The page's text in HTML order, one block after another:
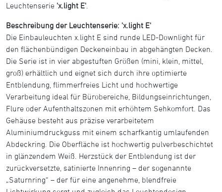
Leuchtenserie 'x.light E'
Beschreibung der Leuchtenserie: 'x.light E'
Die Einbauleuchten x.light E sind runde LED-Downlight für
den flächenbündigen Deckeneinbau in abgehängten Decken.
Die Serie ist in vier abgestuften Größen (mini, klein, mittel,
groß) erhältlich und eignet sich durch ihre optimierte
Entblendung, flimmerfreies Licht und hochwertige
Verarbeitung ideal für Bürobereiche, Bildungseinrichtungen,
Flure oder Aufenthaltszonen mit erhöhtem Sehkomfort. Das
Gehäuse besteht aus präzise verarbeitetem
Aluminiumdruckguss mit einem scharfkantig umlaufenden
Abdeckring. Die Oberfläche ist hochwertig pulverbeschichtet
in glänzendem Weiß. Herzstück der Entblendung ist der
zurückversetzte, satinierte Innenring – der sogenannte
„Saturnring“ – der für eine angenehme, blendfreie